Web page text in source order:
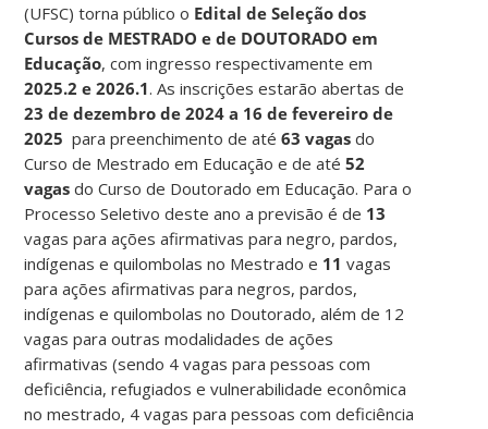
(UFSC) torna público o Edital de Seleção dos
Cursos de MESTRADO e de DOUTORADO em
Educação, com ingresso respectivamente em
2025.2 e 2026.1. As inscrições estarão abertas de
23 de dezembro de 2024 a 16 de fevereiro de
2025para preenchimento de até 63 vagas do
Curso de Mestrado em Educação e de até 52
vagas do Curso de Doutorado em Educação. Para o
Processo Seletivo deste ano a previsão é de 13
vagas para ações afirmativas para negro, pardos,
indígenas e quilombolas no Mestrado e 11 vagas
para ações afirmativas para negros, pardos,
indígenas e quilombolas no Doutorado, além de 12
vagas para outras modalidades de ações
afirmativas (sendo 4 vagas para pessoas com
deficiência, refugiados e vulnerabilidade econômica
no mestrado, 4 vagas para pessoas com deficiência